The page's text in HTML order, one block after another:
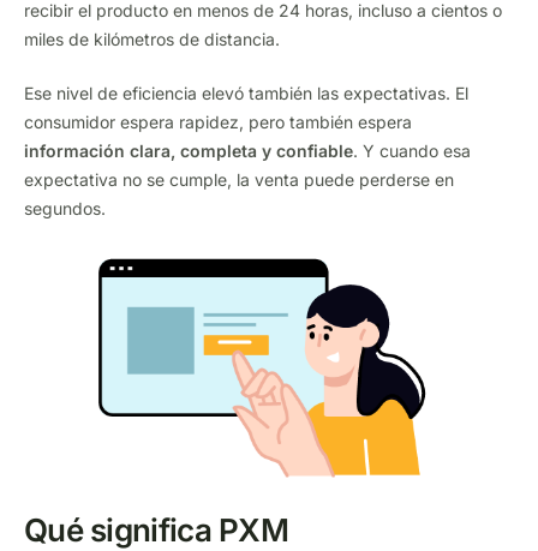
recibir el producto en menos de 24 horas, incluso a cientos o
miles de kilómetros de distancia.
Ese nivel de eficiencia elevó también las expectativas. El
consumidor espera rapidez, pero también espera
información clara, completa y confiable. Y cuando esa
expectativa no se cumple, la venta puede perderse en
segundos.
Qué significa PXM